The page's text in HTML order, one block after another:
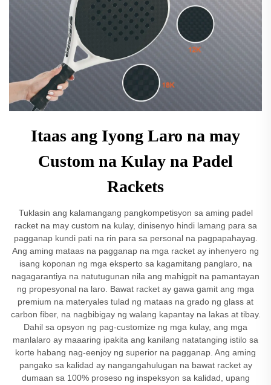
Itaas ang Iyong Laro na may
Custom na Kulay na Padel
Rackets
Tuklasin ang kalamangang pangkompetisyon sa aming padel
racket na may custom na kulay, dinisenyo hindi lamang para sa
pagganap kundi pati na rin para sa personal na pagpapahayag.
Ang aming mataas na pagganap na mga racket ay inhenyero ng
isang koponan ng mga eksperto sa kagamitang panglaro, na
nagagarantiya na natutugunan nila ang mahigpit na pamantayan
ng propesyonal na laro. Bawat racket ay gawa gamit ang mga
premium na materyales tulad ng mataas na grado ng glass at
carbon fiber, na nagbibigay ng walang kapantay na lakas at tibay.
Dahil sa opsyon ng pag-customize ng mga kulay, ang mga
manlalaro ay maaaring ipakita ang kanilang natatanging istilo sa
korte habang nag-eenjoy ng superior na pagganap. Ang aming
pangako sa kalidad ay nangangahulugan na bawat racket ay
dumaan sa 100% proseso ng inspeksyon sa kalidad, upang